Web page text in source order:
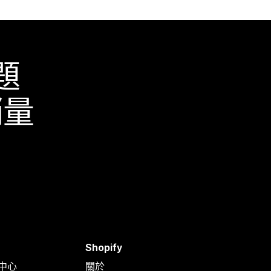
心
Shopify
關於